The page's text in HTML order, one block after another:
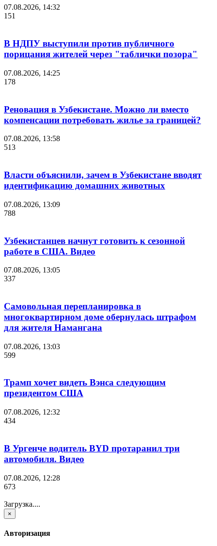
07.08.2026, 14:32
151
В НДПУ выступили против публичного
порицания жителей через "таблички позора"
07.08.2026, 14:25
178
Реновация в Узбекистане. Можно ли вместо
компенсации потребовать жилье за границей?
07.08.2026, 13:58
513
Власти объяснили, зачем в Узбекистане вводят
идентификацию домашних животных
07.08.2026, 13:09
788
Узбекистанцев начнут готовить к сезонной
работе в США. Видео
07.08.2026, 13:05
337
Самовольная перепланировка в
многоквартирном доме обернулась штрафом
для жителя Намангана
07.08.2026, 13:03
599
Трамп хочет видеть Вэнса следующим
президентом США
07.08.2026, 12:32
434
В Ургенче водитель BYD протаранил три
автомобиля. Видео
07.08.2026, 12:28
673
Загрузка....
×
Авторизация